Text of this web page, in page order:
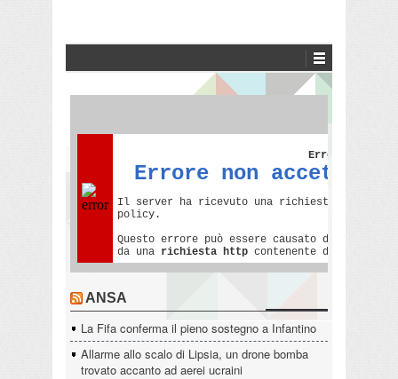
ANSA
La Fifa conferma il pieno sostegno a Infantino
Allarme allo scalo di Lipsia, un drone bomba
trovato accanto ad aerei ucraini